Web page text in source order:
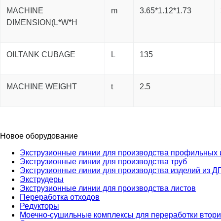
MACHINE
DIMENSION(L*W*H
m 3.65*1.12*1.73
OILTANK CUBAGE L 135
MACHINE WEIGHT t 2.5
Новое оборудование
Экструзионные линии для производства профильных
Экструзионные линии для производства труб
Экструзионные линии для производства изделий из
Экструдеры
Экструзионные линии для производства листов
Переработка отходов
Редукторы
Моечно-сушильные комплексы для переработки